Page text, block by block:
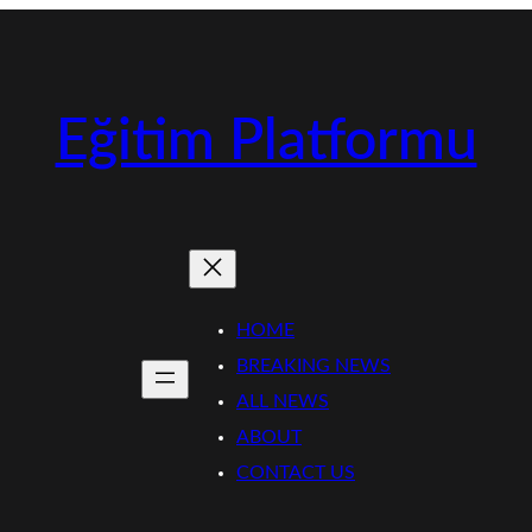
Eğitim Platformu
HOME
BREAKING NEWS
ALL NEWS
ABOUT
CONTACT US